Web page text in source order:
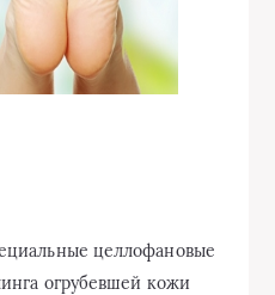
целлофановые
огрубевшей кожи